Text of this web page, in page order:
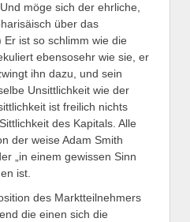
möge sich der ehrliche,
über das
ist so schlimm wie die
ebensosehr wie sie, er
ihn dazu, und sein
Unsittlichkeit wie der
ist freilich nichts
des Kapitals. Alle
der weise Adam Smith
„in einem gewissen Sinn
ist.
des Marktteilnehmers
die einen sich die